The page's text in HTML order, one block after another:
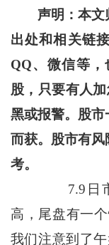
声明：本文
出处和相关链
QQ、微信等
股，只要有人
黑或报警。股
而获。股市有
考。
7.9日市场
高，尾盘有一
我们注意到了